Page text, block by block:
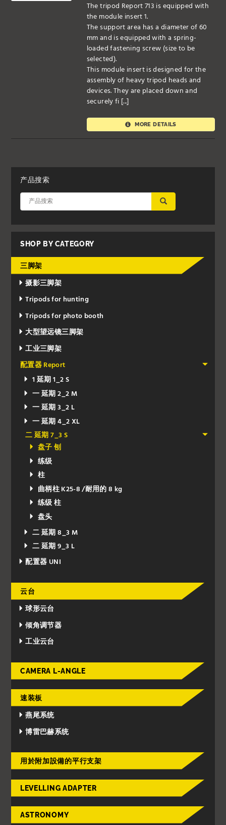
The tripod Report 713 is equipped with
the module insert 1.
The support area has a diameter of 60
mm and is equipped with a spring-
loaded fastening screw (size to be
selected).
This module insert is designed for the
assembly of heavy tripod heads and
devices. They are placed down and
securely fi [...]
MORE DETAILS
产品搜索
应用
SHOP BY CATEGORY
三脚架
摄影三脚架
Tripods for hunting
Tripods for photo booth
大型望远镜三脚架
工业三脚架
配置器 Report
1 延期 1_2 S
一 延期 2_2 M
一 延期 3_2 L
一 延期 4_2 XL
二 延期 7_3 S
盘子 刨
练级
柱
曲柄柱 K25-8 /耐用的 8 kg
练级 柱
盘头
二 延期 8_3 M
二 延期 9_3 L
配置器 UNI
云台
球形云台
倾角调节器
工业云台
CAMERA L-ANGLE
速装板
燕尾系统
博雷巴赫系统
用於附加設備的平行支架
LEVELLING ADAPTER
ASTRONOMY